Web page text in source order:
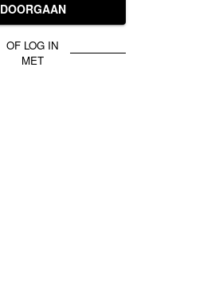
DOORGAAN
OF LOG IN
MET